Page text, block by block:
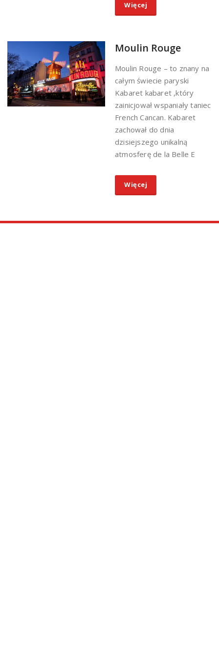
Więcej
Moulin Rouge
Moulin Rouge – to znany na
całym świecie paryski
Kabaret kabaret ,który
zainicjował wspaniały taniec
French Cancan. Kabaret
zachował do dnia
dzisiejszego unikalną
atmosferę de la Belle E
Więcej